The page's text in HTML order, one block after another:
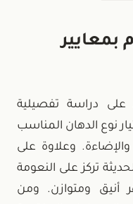
بمعايير
على دراسة تفصيلية
نوع الدهان المناسب
وعلاوة على
تركز على النعومة
أنيق ومتوازن. ومن